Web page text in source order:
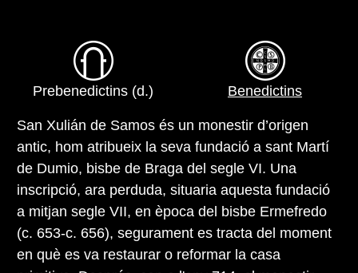
Prebenedictins (d.) Benedictins
San Xulián de Samos és un monestir d’origen
antic, hom atribueix la seva fundació a sant Martí
de Dumio, bisbe de Braga del segle VI. Una
inscripció, ara perduda, situaria aquesta fundació
a mitjan segle VII, en època del bisbe Ermefredo
(c. 653-c. 656), segurament es tracta del moment
en què es va restaurar o reformar la casa